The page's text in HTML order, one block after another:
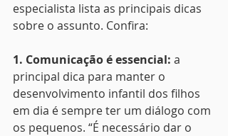
especialista lista as principais dicas
sobre o assunto. Confira:
1. Comunicação é essencial: a
principal dica para manter o
desenvolvimento infantil dos filhos
em dia é sempre ter um diálogo com
os pequenos. “É necessário dar o